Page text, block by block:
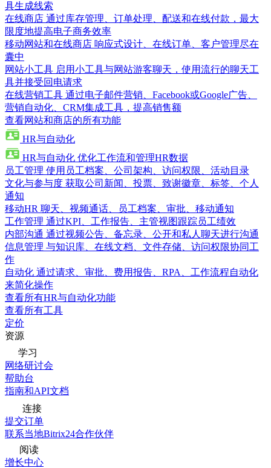
具生成线索
在线商店 通过库存管理、订单处理、配送和在线付款，最大
限度地提高电子商务效率
移动网站和在线商店 响应式设计、在线订单、客户管理尽在
囊中
网站小工具 启用小工具与网站游客聊天，使用流行的聊天工
具并接受回电请求
在线营销工具 通过电子邮件营销、Facebook或Google广告、
营销自动化、CRM集成工具，提高销售额
查看网站和商店的所有功能
HR与自动化
HR与自动化 优化工作流和管理HR数据
员工管理 使用员工档案、公司架构、访问权限、活动目录
文化与参与度 获取公司新闻、投票、致谢徽章、标签、个人
通知
移动HR 聊天、视频通话、员工档案、审批、移动通知
工作管理 通过KPI、工作报告、主管视图跟踪员工绩效
内部沟通 通过视频公告、备忘录、公开和私人聊天进行沟通
信息管理 与知识库、在线文档、文件存储、访问权限协同工
作
自动化 通过请求、审批、费用报告、RPA、工作流程自动化
来简化操作
查看所有HR与自动化功能
查看所有工具
定价
资源
学习
网络研讨会
帮助台
指南和API文档
连接
提交订单
联系当地Bitrix24合作伙伴
阅读
增长中心